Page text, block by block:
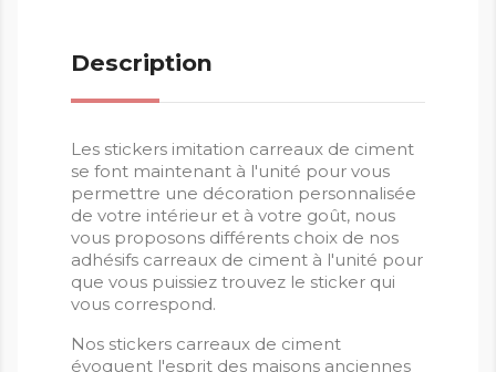
Description
Les stickers imitation carreaux de ciment
se font maintenant à l'unité pour vous
permettre une décoration personnalisée
de votre intérieur et à votre goût, nous
vous proposons différents choix de nos
adhésifs carreaux de ciment à l'unité pour
que vous puissiez trouvez le sticker qui
vous correspond.
Nos stickers carreaux de ciment
évoquent l'esprit des maisons anciennes